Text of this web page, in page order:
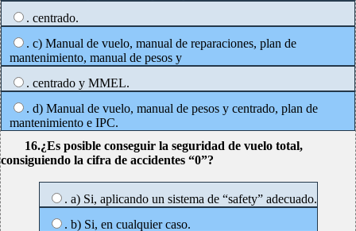
. centrado.
. c) Manual de vuelo, manual de reparaciones, plan de
mantenimiento, manual de pesos y
. centrado y MMEL.
. d) Manual de vuelo, manual de pesos y centrado, plan de
mantenimiento e IPC.
16.¿Es posible conseguir la seguridad de vuelo total,
consiguiendo la cifra de accidentes “0”?
. a) Si, aplicando un sistema de “safety” adecuado.
. b) Si, en cualquier caso.